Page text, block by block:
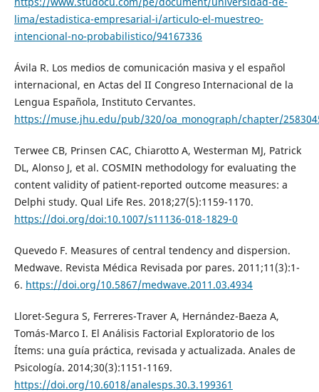
lima/estadistica-empresarial-i/articulo-el-muestreo-
intencional-no-probabilistico/94167336
Ávila R. Los medios de comunicación masiva y el español
internacional, en Actas del II Congreso Internacional de la
Lengua Española, Instituto Cervantes.
https://muse.jhu.edu/pub/320/oa_monograph/chapter/
Terwee CB, Prinsen CAC, Chiarotto A, Westerman MJ, Patrick
DL, Alonso J, et al. COSMIN methodology for evaluating the
content validity of patient-reported outcome measures: a
Delphi study. Qual Life Res. 2018;27(5):1159-1170.
https://doi.org/doi:10.1007/s11136-018-1829-0
Quevedo F. Measures of central tendency and dispersion.
Medwave. Revista Médica Revisada por pares. 2011;11(3):1-
6. https://doi.org/10.5867/medwave.2011.03.4934
Lloret-Segura S, Ferreres-Traver A, Hernández-Baeza A,
Tomás-Marco I. El Análisis Factorial Exploratorio de los
Ítems: una guía práctica, revisada y actualizada. Anales de
Psicología. 2014;30(3):1151-1169.
https://doi.org/10.6018/analesps.30.3.199361